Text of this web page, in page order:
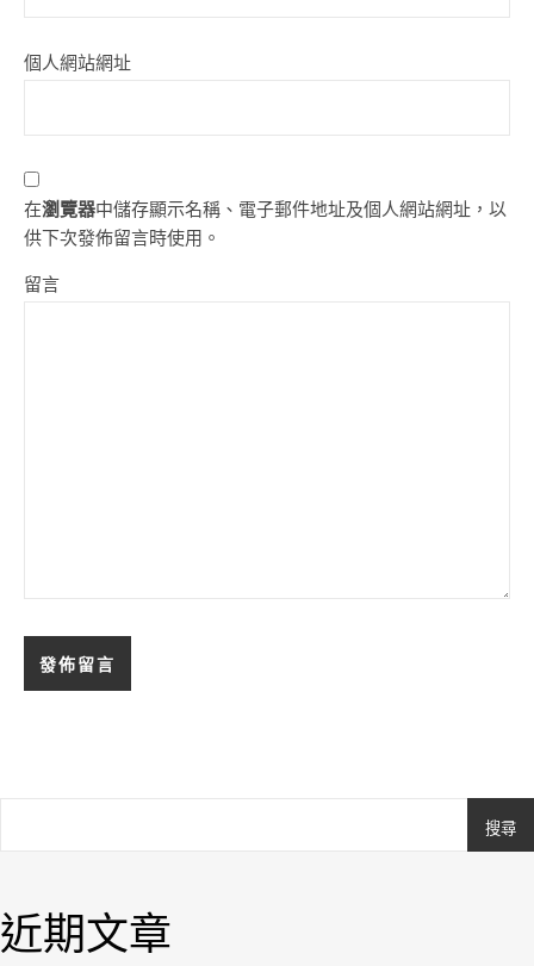
個人網站網址
在瀏覽器中儲存顯示名稱、電子郵件地址及個人網站網址，以
供下次發佈留言時使用。
留言
搜尋
近期文章
Royal.